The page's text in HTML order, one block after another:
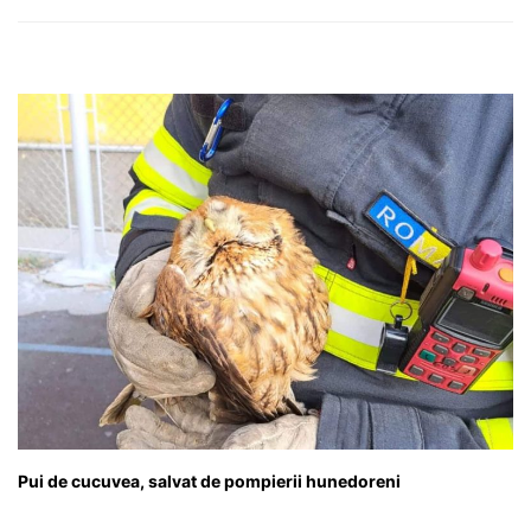
Pui de cucuvea, salvat de pompierii hunedoreni